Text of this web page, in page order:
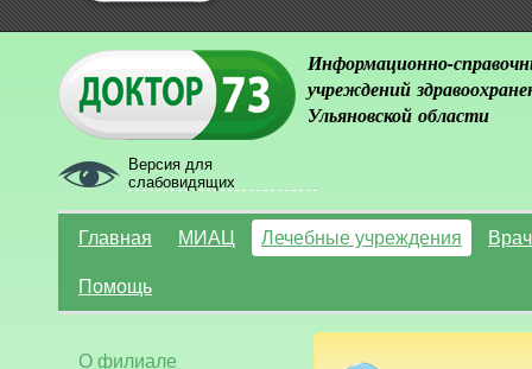
Версия для
слабовидящих
Информационно-
учреждений
Ульяновской области
Главная МИАЦ Лечебные учреждения
Помощь
О филиале